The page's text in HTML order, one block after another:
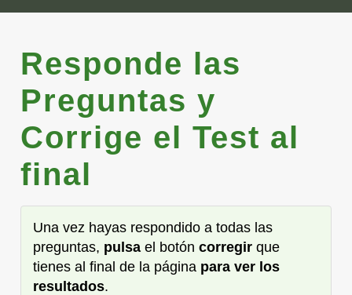
Responde las
Preguntas y
Corrige el Test al
final
Una vez hayas respondido a todas las
preguntas, pulsa el botón corregir que
tienes al final de la página para ver los
resultados.